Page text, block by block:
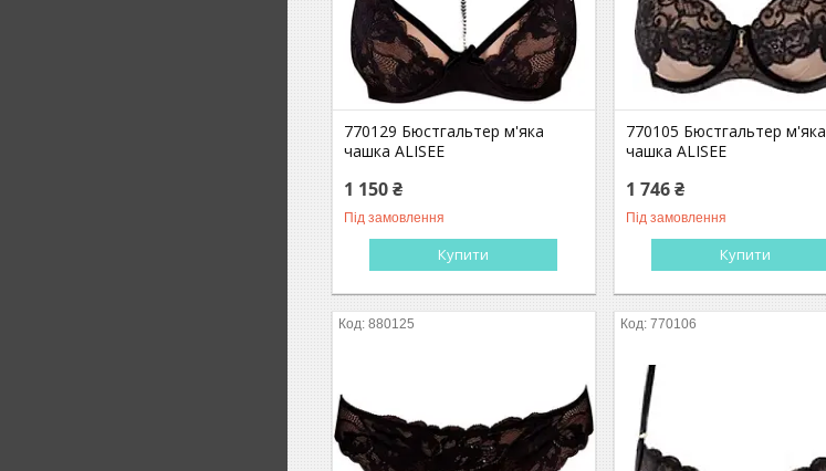
770129 Бюстгальтер м'яка
чашка ALISEE
1 150 ₴
Під замовлення
Купити
770105 Бюстгальтер м'яка
чашка ALISEE
1 746 ₴
Під замовлення
Купити
880125 770106